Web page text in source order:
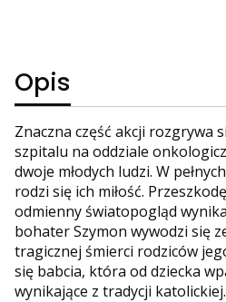
Opis
Znaczna część akcji rozgrywa
szpitalu na oddziale
dwoje młodych ludzi. W
rodzi się ich miłość.
odmienny światopogląd
bohater Szymon wywodzi się
tragicznej śmierci rodziców
się babcia, która od dziecka
wynikające z tradycji katolickiej.